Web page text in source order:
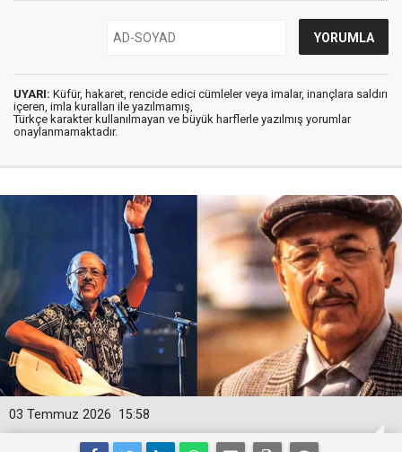
UYARI: Küfür, hakaret, rencide edici cümleler veya imalar, inançlara saldırı
içeren, imla kuralları ile yazılmamış,
Türkçe karakter kullanılmayan ve büyük harflerle yazılmış yorumlar
onaylanmamaktadır.
15:58
03 Temmuz 2026